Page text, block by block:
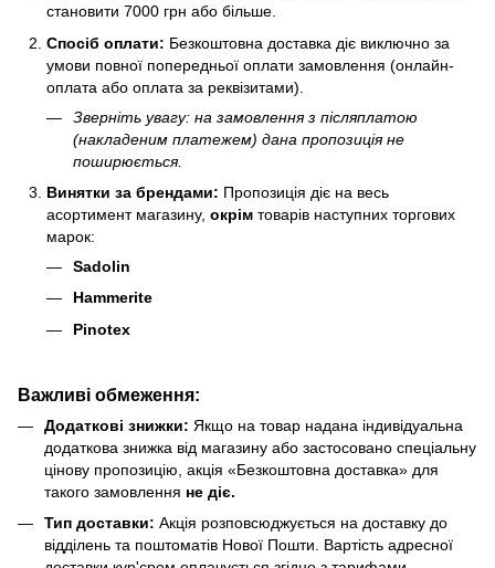
становити 7000 грн або більше.
Спосіб оплати: Безкоштовна доставка діє виключно за
умови повної попередньої оплати замовлення (онлайн-
оплата або оплата за реквізитами).
Зверніть увагу: на замовлення з післяплатою
(накладеним платежем) дана пропозиція не
поширюється.
Винятки за брендами: Пропозиція діє на весь
асортимент магазину, окрім товарів наступних торгових
марок:
Sadolin
Hammerite
Pinotex
Важливі обмеження:
Додаткові знижки: Якщо на товар надана індивідуальна
додаткова знижка від магазину або застосовано спеціальну
цінову пропозицію, акція «Безкоштовна доставка» для
такого замовлення не діє.
Тип доставки: Акція розповсюджується на доставку до
відділень та поштоматів Нової Пошти. Вартість адресної